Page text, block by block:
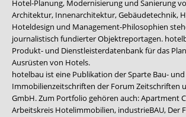
Hotel-Planung, Modernisierung und Sanierung
Architektur, Innenarchitektur, Gebäudetechnik,
Hoteldesign und Management-Philosophien
journalistisch fundierter Objektreportagen.
Produkt- und Dienstleisterdatenbank für das
Ausrüsten von Hotels.
hotelbau ist eine Publikation der Sparte Bau- und
Immobilienzeitschriften der Forum Zeitschriften
GmbH. Zum Portfolio gehören auch:Apartment
Arbeitskreis Hotelimmobilien, industrieBAU, Der